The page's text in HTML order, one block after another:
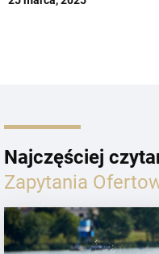
Najczęściej
Zapytania